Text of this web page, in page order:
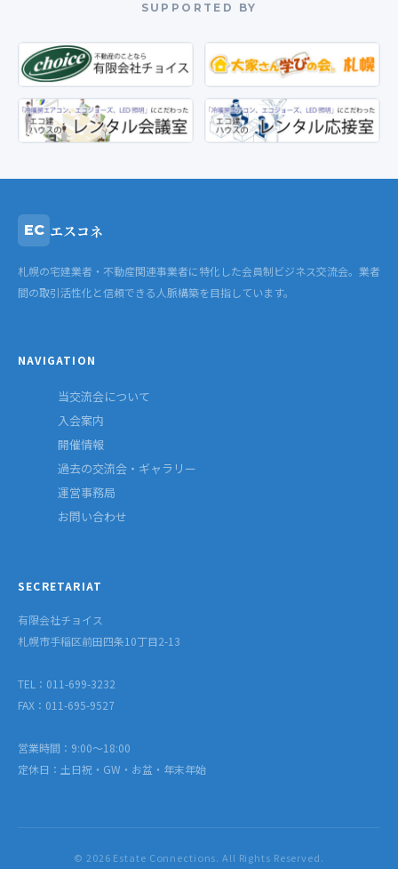
SUPPORTED BY
EC エスコネ
札幌の宅建業者・不動産関連事業者に特化した会員制ビジネス交流会。業者
間の取引活性化と信頼できる人脈構築を目指しています。
NAVIGATION
当交流会について
入会案内
開催情報
過去の交流会・ギャラリー
運営事務局
お問い合わせ
SECRETARIAT
有限会社チョイス
札幌市手稲区前田四条10丁目2-13
TEL：011-699-3232
FAX：011-695-9527
営業時間：9:00〜18:00
定休日：土日祝・GW・お盆・年末年始
© 2026 Estate Connections. All Rights Reserved.